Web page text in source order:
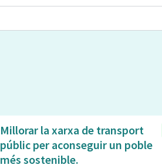
Millorar la xarxa de transport
públic per aconseguir un poble
més sostenible.